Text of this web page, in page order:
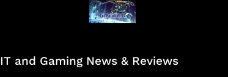
Botlane
IT and Gaming News & Reviews